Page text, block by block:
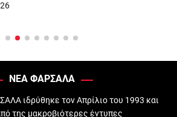
ΝΕΑ ΦΑΡΣΑΛΑ
ιδρύθηκε τον Απρίλιο του 1993 και
της μακροβιότερες έντυπες